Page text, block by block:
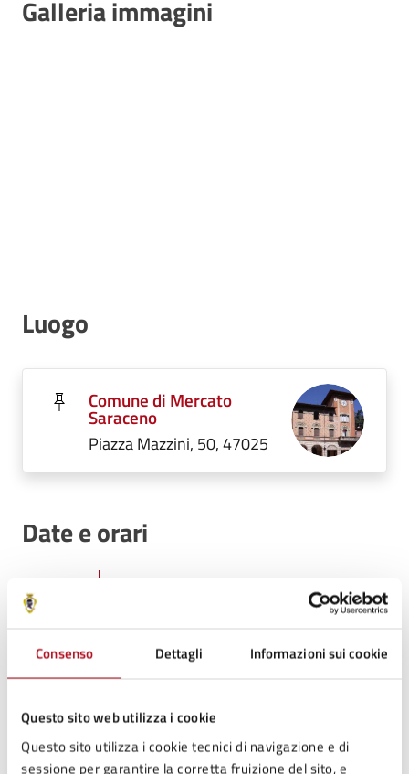
Consenso Dettagli Informazioni sui cookie
Questo sito web utilizza i cookie
Questo sito utilizza i cookie tecnici di navigazione e di
sessione per garantire la corretta fruizione del sito, e
Galleria immagini
Luogo
Comune di Mercato
Saraceno
Piazza Mazzini, 50, 47025
Date e orari
06
06 13:30 - Fine evento